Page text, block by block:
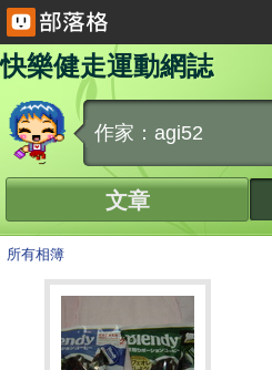
快樂健走運動網誌
作家：agi52
文章
所有相簿